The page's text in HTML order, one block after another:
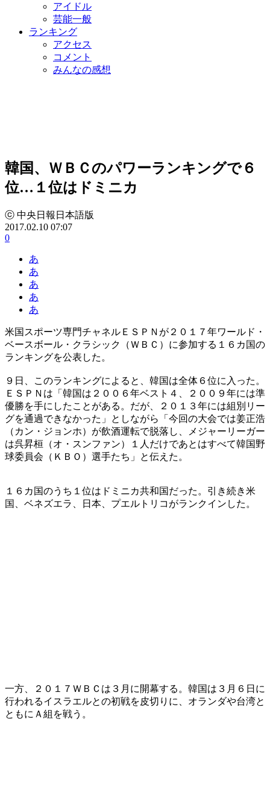
アイドル
芸能一般
ランキング
アクセス
コメント
みんなの感想
韓国、ＷＢＣのパワーランキングで６
位…１位はドミニカ
ⓒ 中央日報日本語版
2017.02.10 07:07
0
あ
あ
あ
あ
あ
米国スポーツ専門チャネルＥＳＰＮが２０１７年ワールド・
ベースボール・クラシック（ＷＢＣ）に参加する１６カ国の
ランキングを公表した。
９日、このランキングによると、韓国は全体６位に入った。
ＥＳＰＮは「韓国は２００６年ベスト４、２００９年には準
優勝を手にしたことがある。だが、２０１３年には組別リー
グを通過できなかった」としながら「今回の大会では姜正浩
（カン・ジョンホ）が飲酒運転で脱落し、メジャーリーガー
は呉昇桓（オ・スンファン）１人だけであとはすべて韓国野
球委員会（ＫＢＯ）選手たち」と伝えた。
１６カ国のうち１位はドミニカ共和国だった。引き続き米
国、ベネズエラ、日本、プエルトリコがランクインした。
一方、２０１７ＷＢＣは３月に開幕する。韓国は３月６日に
行われるイスラエルとの初戦を皮切りに、オランダや台湾と
ともにＡ組を戦う。